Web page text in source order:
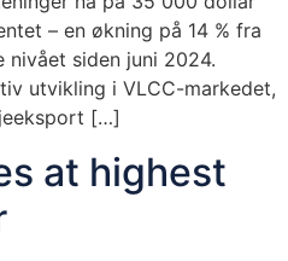
– en økning på 14 % fra
siden juni 2024.
utvikling i VLCC-markedet,
[…]
at highest